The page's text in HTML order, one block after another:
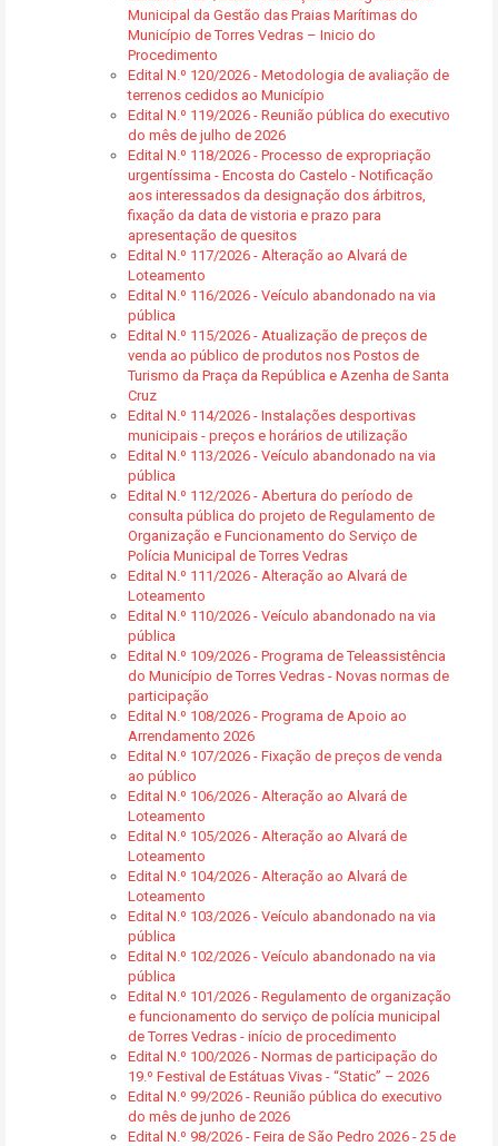
Municipal da Gestão das Praias Marítimas do
Município de Torres Vedras – Inicio do
Procedimento
Edital N.º 120/2026 - Metodologia de avaliação de
terrenos cedidos ao Município
Edital N.º 119/2026 - Reunião pública do executivo
do mês de julho de 2026
Edital N.º 118/2026 - Processo de expropriação
urgentíssima - Encosta do Castelo - Notificação
aos interessados da designação dos árbitros,
fixação da data de vistoria e prazo para
apresentação de quesitos
Edital N.º 117/2026 - Alteração ao Alvará de
Loteamento
Edital N.º 116/2026 - Veículo abandonado na via
pública
Edital N.º 115/2026 - Atualização de preços de
venda ao público de produtos nos Postos de
Turismo da Praça da República e Azenha de Santa
Cruz
Edital N.º 114/2026 - Instalações desportivas
municipais - preços e horários de utilização
Edital N.º 113/2026 - Veículo abandonado na via
pública
Edital N.º 112/2026 - Abertura do período de
consulta pública do projeto de Regulamento de
Organização e Funcionamento do Serviço de
Polícia Municipal de Torres Vedras
Edital N.º 111/2026 - Alteração ao Alvará de
Loteamento
Edital N.º 110/2026 - Veículo abandonado na via
pública
Edital N.º 109/2026 - Programa de Teleassistência
do Município de Torres Vedras - Novas normas de
participação
Edital N.º 108/2026 - Programa de Apoio ao
Arrendamento 2026
Edital N.º 107/2026 - Fixação de preços de venda
ao público
Edital N.º 106/2026 - Alteração ao Alvará de
Loteamento
Edital N.º 105/2026 - Alteração ao Alvará de
Loteamento
Edital N.º 104/2026 - Alteração ao Alvará de
Loteamento
Edital N.º 103/2026 - Veículo abandonado na via
pública
Edital N.º 102/2026 - Veículo abandonado na via
pública
Edital N.º 101/2026 - Regulamento de organização
e funcionamento do serviço de polícia municipal
de Torres Vedras - início de procedimento
Edital N.º 100/2026 - Normas de participação do
19.º Festival de Estátuas Vivas - “Static” – 2026
Edital N.º 99/2026 - Reunião pública do executivo
do mês de junho de 2026
Edital N.º 98/2026 - Feira de São Pedro 2026 - 25 de